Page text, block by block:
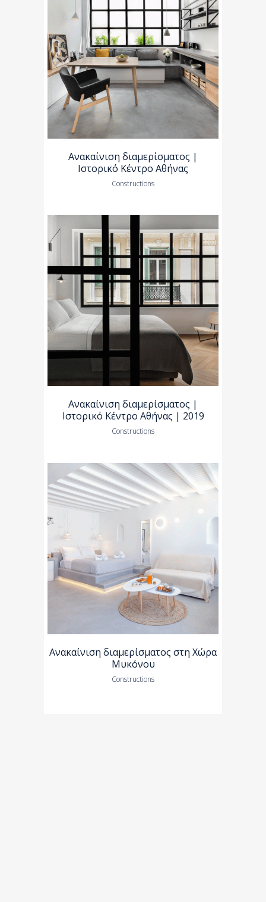
Ανακαίνιση διαμερίσματος |
Ιστορικό Κέντρο Αθήνας
Constructions
Ανακαίνιση διαμερίσματος |
Ιστορικό Κέντρο Αθήνας | 2019
Constructions
Ανακαίνιση διαμερίσματος στη Χώρα
Μυκόνου
Constructions